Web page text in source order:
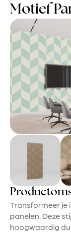
Motief
Transformeer je
panelen. Deze
hoogwaardig